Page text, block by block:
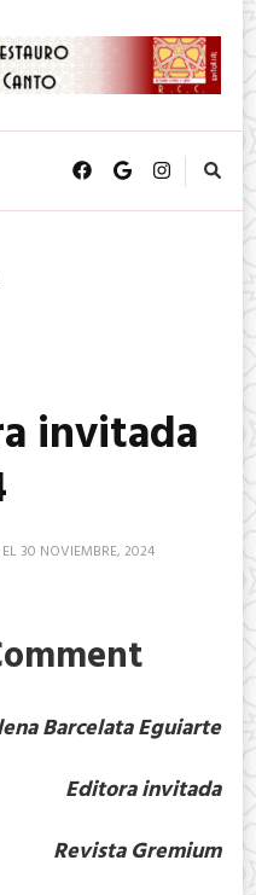
invitada
30 NOVIEMBRE, 2024
Barcelata Eguiarte
Editora invitada
Revista Gremium